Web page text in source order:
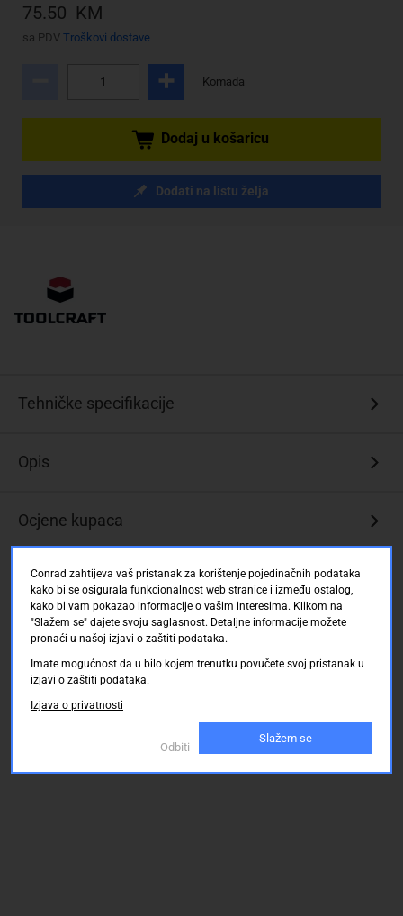
75.50 KM
sa PDV Troškovi dostave
Komada
Dodaj u košaricu
Dodati na listu želja
Tehničke specifikacije
Opis
Ocjene kupaca
Conrad zahtijeva vaš pristanak za korištenje pojedinačnih podataka
kako bi se osigurala funkcionalnost web stranice i između ostalog,
kako bi vam pokazao informacije o vašim interesima. Klikom na
"Slažem se" dajete svoju saglasnost. Detaljne informacije možete
pronaći u našoj izjavi o zaštiti podataka.
Imate mogućnost da u bilo kojem trenutku povučete svoj pristanak u
izjavi o zaštiti podataka.
Izjava o privatnosti
Odbiti
Slažem se